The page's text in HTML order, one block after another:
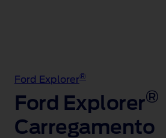
Ford Explorer®
Ford Explorer®
Carregamento